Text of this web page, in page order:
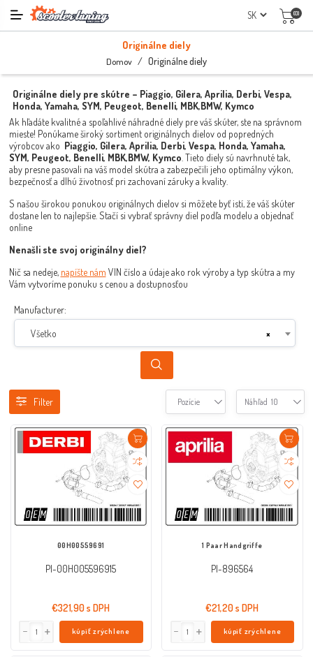
(0)
Originálne diely
Domov / Originálne diely
Originálne diely pre skútre – Piaggio, Gilera, Aprilia, Derbi, Vespa,
Honda, Yamaha, SYM, Peugeot, Benelli, MBK,BMW, Kymco
Ak hľadáte kvalitné a spoľahlivé náhradné diely pre váš skúter, ste na správnom
mieste! Ponúkame široký sortiment originálnych dielov od popredných
výrobcov ako Piaggio, Gilera, Aprilia, Derbi, Vespa, Honda, Yamaha,
SYM, Peugeot, Benelli, MBK,BMW, Kymco . Tieto diely sú navrhnuté tak,
aby presne pasovali na váš model skútra a zabezpečili jeho optimálny výkon,
bezpečnosť a dlhú životnosť pri zachovaní záruky a kvality.
S našou širokou ponukou originálnych dielov si môžete byť istí, že váš skúter
dostane len to najlepšie. Stačí si vybrať správny diel podľa modelu a objednať
online
Nenašli ste svoj originálny diel?
Nič sa nedeje, napíšte nám VIN číslo a údaje ako rok výroby a typ skútra a my
Vám vytvoríme ponuku s cenou a dostupnosťou
Manufacturer:
×
Všetko
Filter Pozície Náhľad 10
00H00559691
PI-00H005596915
€321,90 s DPH
kúpiť zrýchlene
1 Paar Handgriffe
PI-896564
€21,20 s DPH
kúpiť zrýchlene